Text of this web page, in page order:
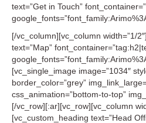
text=”Get in Touch”
[/vc_column][vc_column width=”1/
text=”Map”
[vc_single_image image=”1034″
border_color=”grey”
css_animation=”bottom-to-top”
[/vc_row][:ar][vc_row][vc_column
[vc_custom_heading text=”Head